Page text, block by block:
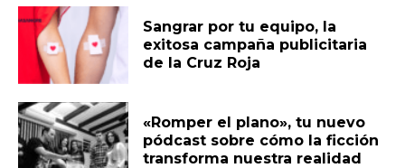
Sangrar por tu equipo, la
exitosa campaña publicitaria
de la Cruz Roja
«Romper el plano», tu nuevo
pódcast sobre cómo la ficción
transforma nuestra realidad